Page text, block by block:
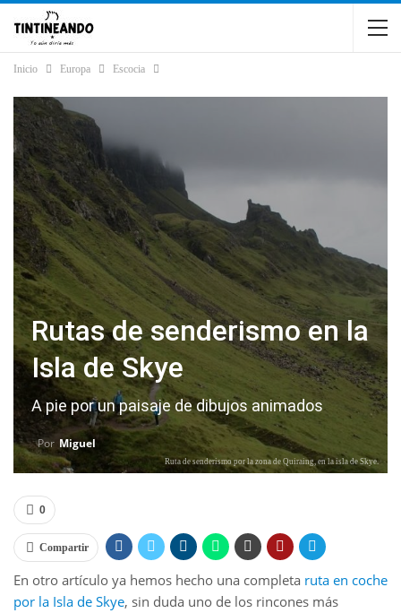
Inicio Europa Escocia
Rutas de senderismo en la
Isla de Skye
A pie por un paisaje de dibujos animados
Por Miguel
Ruta de senderismo por la zona de Quiraing, en la isla de Skye.
0
Compartir
En otro artículo ya hemos hecho una completa ruta en coche
por la Isla de Skye, sin duda uno de los rincones más